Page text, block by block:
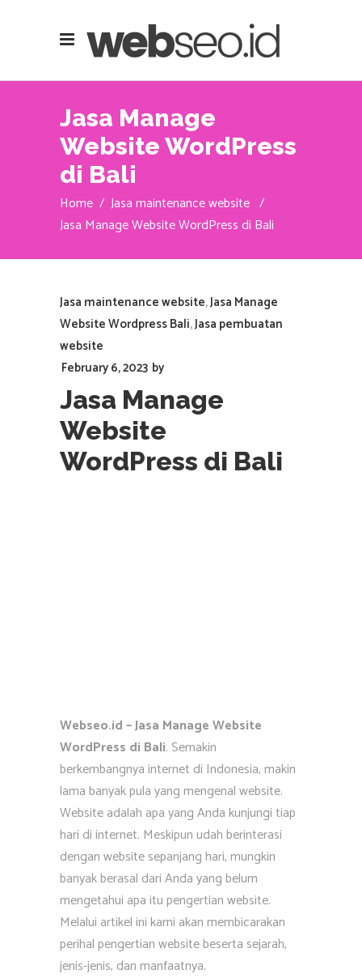
Jasa Manage
Website WordPress
di Bali
Home / Jasa maintenance website /
Jasa Manage Website WordPress di Bali
Jasa maintenance website,Jasa Manage
Website Wordpress Bali,Jasa pembuatan
website
February 6, 2023 by
Jasa Manage
Website
WordPress di Bali
Webseo.id – Jasa Manage Website
WordPress di Bali. Semakin
berkembangnya internet di Indonesia, makin
lama banyak pula yang mengenal website.
Website adalah apa yang Anda kunjungi tiap
hari di internet. Meskipun udah berinterasi
dengan website sepanjang hari, mungkin
banyak berasal dari Anda yang belum
mengetahui apa itu pengertian website.
Melalui artikel ini kami akan membicarakan
perihal pengertian website beserta sejarah,
jenis-jenis, dan manfaatnya.